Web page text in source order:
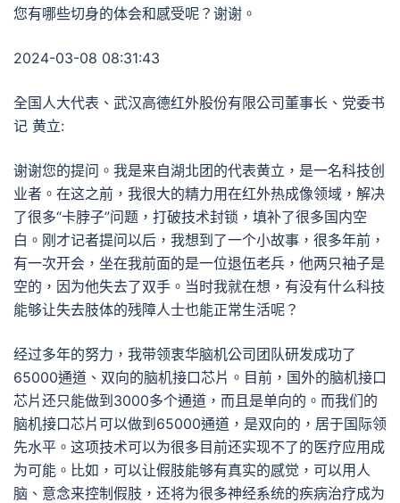
您有哪些切身的体会和感受呢？谢谢。
2024-03-08 08:31:43
全国人大代表、武汉高德红外股份有限公司董事长、党委书
记 黄立:
谢谢您的提问。我是来自湖北团的代表黄立，是一名科技创
业者。在这之前，我很大的精力用在红外热成像领域，解决
了很多“卡脖子”问题，打破技术封锁，填补了很多国内空
白。刚才记者提问以后，我想到了一个小故事，很多年前，
有一次开会，坐在我前面的是一位退伍老兵，他两只袖子是
空的，因为他失去了双手。当时我就在想，有没有什么科技
能够让失去肢体的残障人士也能正常生活呢？
经过多年的努力，我带领衷华脑机公司团队研发成功了
65000通道、双向的脑机接口芯片。目前，国外的脑机接口
芯片还只能做到3000多个通道，而且是单向的。而我们的
脑机接口芯片可以做到65000通道，是双向的，居于国际领
先水平。这项技术可以为很多目前还实现不了的医疗应用成
为可能。比如，可以让假肢能够有真实的感觉，可以用人
脑、意念来控制假肢，还将为很多神经系统的疾病治疗成为